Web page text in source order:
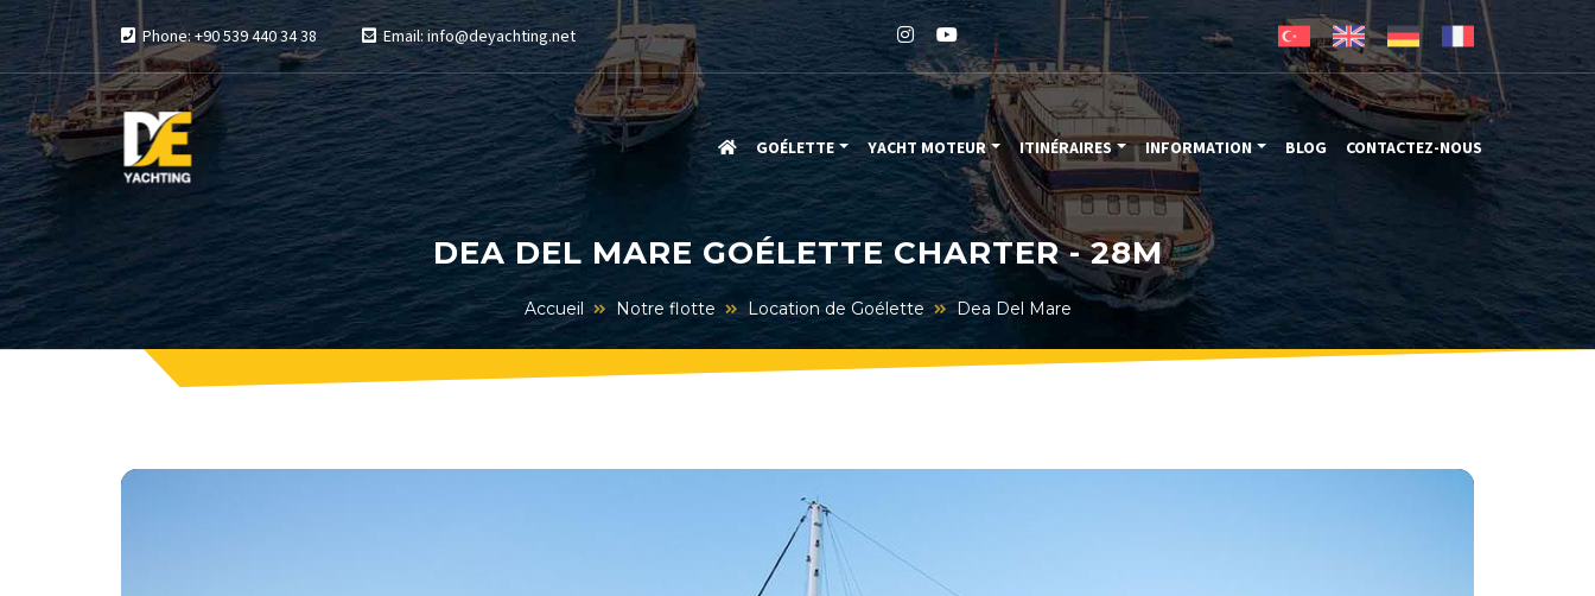
Phone: +90 539 440 34 38 Email: info@deyachting.net
GOÉLETTE YACHT MOTEUR ITINÉRAIRES INFORMATION BLOG CONTACTEZ-NOUS
DEA DEL MARE GOÉLETTE CHARTER - 28M
Accueil Notre flotte Location de Goélette Dea Del Mare